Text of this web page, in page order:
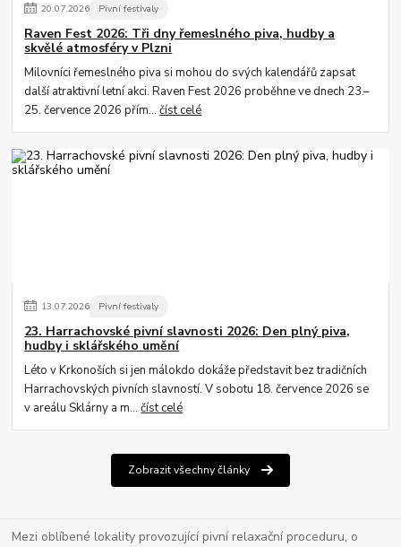
20.07.2026 Pivní festivaly
Raven Fest 2026: Tři dny řemeslného piva, hudby a
skvělé atmosféry v Plzni
Milovníci řemeslného piva si mohou do svých kalendářů zapsat
další atraktivní letní akci. Raven Fest 2026 proběhne ve dnech 23.–
25. července 2026 přím...číst celé
13.07.2026 Pivní festivaly
23. Harrachovské pivní slavnosti 2026: Den plný piva,
hudby i sklářského umění
Léto v Krkonoších si jen málokdo dokáže představit bez tradičních
Harrachovských pivních slavností. V sobotu 18. července 2026 se
v areálu Sklárny a m...číst celé
Zobrazit všechny články
Mezi oblíbené lokality provozující pivní relaxační proceduru, o